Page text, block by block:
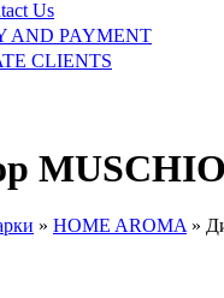
Us
AND PAYMENT
CLIENTS
» HOME AROMA »